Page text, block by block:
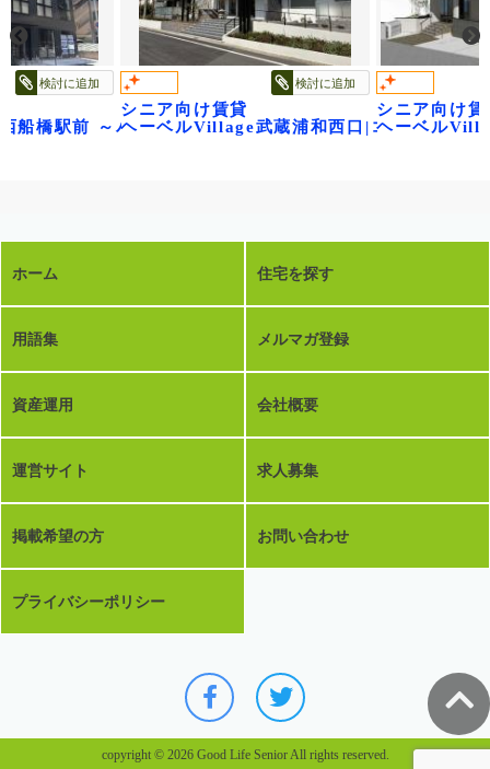
フロレゾン
検討に追加
船橋駅前 ～パティオメープル～
検討に追加
シニア向け賃貸
ヘーベルVillage武蔵浦和西口|コンフォート
シニア向け賃
ヘーベル
ホーム 住宅を探す
用語集 メルマガ登録
資産運用 会社概要
運営サイト 求人募集
掲載希望の方 お問い合わせ
プライバシーポリシー
copyright © 2026 Good Life Senior All rights reserved.